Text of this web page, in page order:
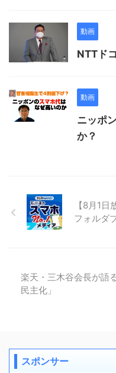
動画
NTTド
動画
ニッポ
か？
【8月1
フォルダ
楽天・三木谷会長が語
民主化」
スポンサー